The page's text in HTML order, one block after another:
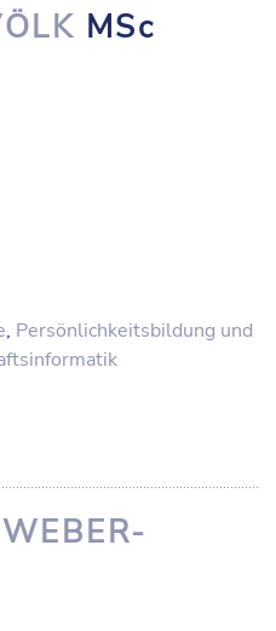
MSc
, Persönlichkeitsbildung und
WEBER-